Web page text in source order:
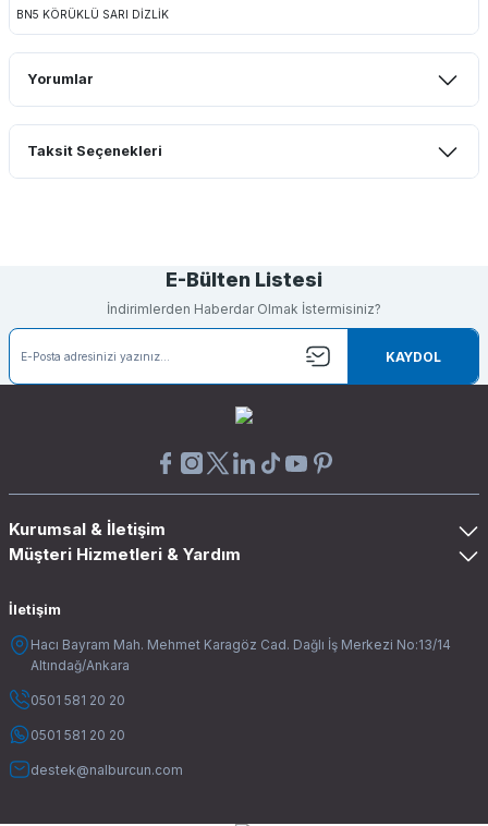
BN5 KÖRÜKLÜ SARI DİZLİK
Yorumlar
Bu ürüne ilk yorumu siz yapın!
Taksit Seçenekleri
E-Bülten Listesi
İndirimlerden Haberdar Olmak İstermisiniz?
KAYDOL
Kurumsal & İletişim
Müşteri Hizmetleri & Yardım
İletişim
Hacı Bayram Mah. Mehmet Karagöz Cad. Dağlı İş Merkezi No:13/14
Altındağ/Ankara
0501 581 20 20
0501 581 20 20
destek@nalburcun.com